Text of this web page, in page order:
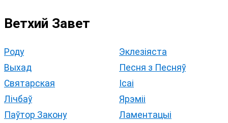
Ветхий Завет
Роду
Выхад
Святарская
Лічбаў
Паўтор Закону
Эклезіяста
Песня з Песняў
Ісаі
Ярэміі
Ламентацыі